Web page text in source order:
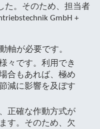
た。そのため、担当者
GmbH +
軸が必要です。
々です。利用でき
合もあれば、極め
減に影響を及ぼす
正確な作動方式が
す。そのため、欠